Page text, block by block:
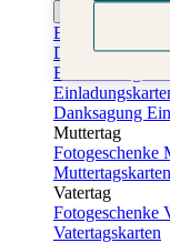
Dankeskarten
Danksagung
Muttertag
Fotogeschenke
Muttertagskarten
Vatertag
Fotogeschenke
Vatertagskarten